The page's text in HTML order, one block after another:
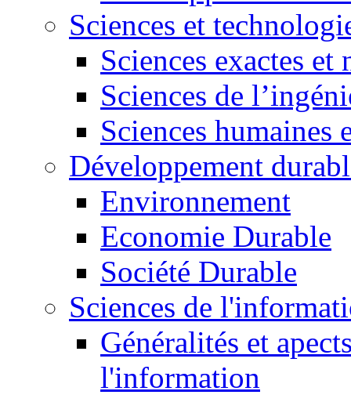
Sciences et
Sciences exactes et
Sciences de
Sciences humaines
Développement
Environnement
Economie Durable
Société Durable
Sciences de
Généralités et
l'information